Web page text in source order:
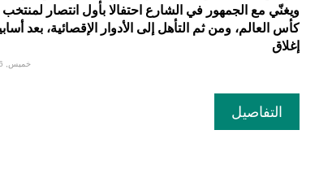
ويغنّي مع الجمهور في الشارع احتفالا بأول انتصار
كأس العالم، ومن ثم التأهل إلى الأدوار الإقصائية، بعد
إغلاق
خميس, 02/07/2026 - 10:34
التفاصيل